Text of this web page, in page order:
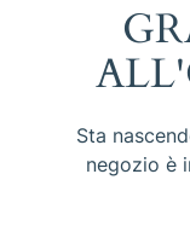
Sta
negozio è